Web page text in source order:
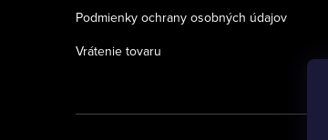
Podmienky ochrany osobných údajov
Vrátenie tovaru